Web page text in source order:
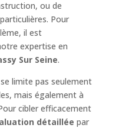
ou de
Pour
il est
expertise en
Sur Seine.
limite pas seulement
mais également à
cibler efficacement
détaillée par